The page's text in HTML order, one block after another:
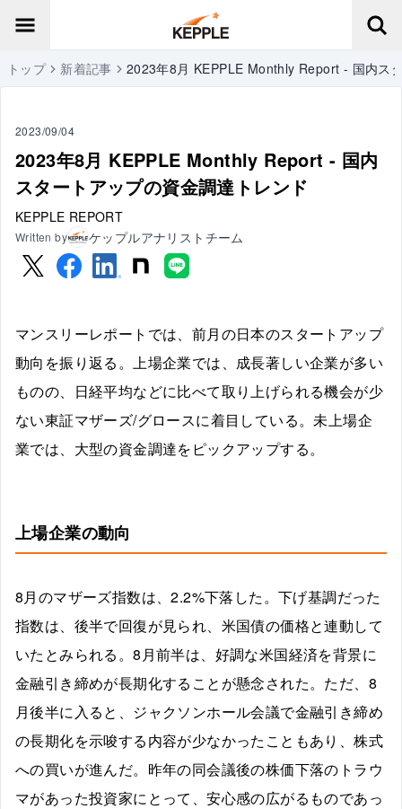
トップ 新着記事 2023年8月 KEPPLE Monthly Report - 国内ス
2023/09/04
2023年8月 KEPPLE Monthly Report - 国内
スタートアップの資金調達トレンド
KEPPLE REPORT
Written by ケップルアナリストチーム
マンスリーレポートでは、前月の日本のスタートアップ
動向を振り返る。上場企業では、成長著しい企業が多い
ものの、日経平均などに比べて取り上げられる機会が少
ない東証マザーズ/グロースに着目している。未上場企
業では、大型の資金調達をピックアップする。
上場企業の動向
8月のマザーズ指数は、2.2%下落した。下げ基調だった
指数は、後半で回復が見られ、米国債の価格と連動して
いたとみられる。8月前半は、好調な米国経済を背景に
金融引き締めが長期化することが懸念された。ただ、8
月後半に入ると、ジャクソンホール会議で金融引き締め
の長期化を示唆する内容が少なかったこともあり、株式
への買いが進んだ。昨年の同会議後の株価下落のトラウ
マがあった投資家にとって、安心感の広がるものであっ